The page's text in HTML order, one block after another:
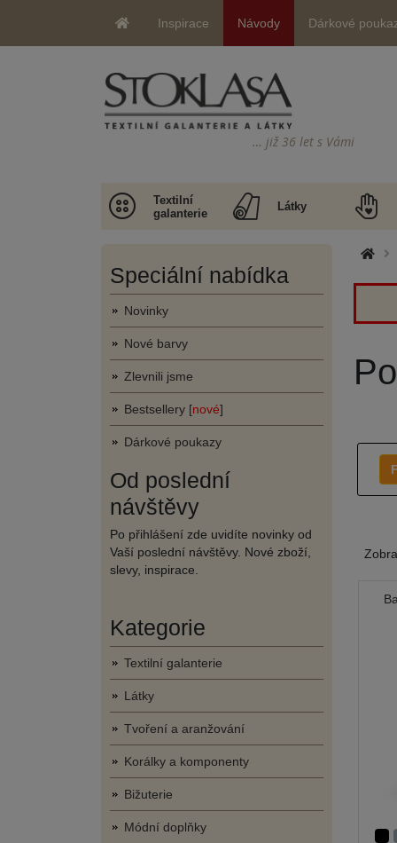
Inspirace Návody Dárkové
… již 36 let s Vámi
Textilní
galanterie
Látky
Speciální nabídka
Novinky
Nové barvy
Zlevnili jsme
Bestsellery [nové]
Dárkové poukazy
Od poslední
návštěvy
Po přihlášení zde uvidíte novinky od
Vaší poslední návštěvy. Nové zboží,
slevy, inspirace.
Kategorie
Textilní galanterie
Látky
Tvoření a aranžování
Korálky a komponenty
Bižuterie
Módní doplňky